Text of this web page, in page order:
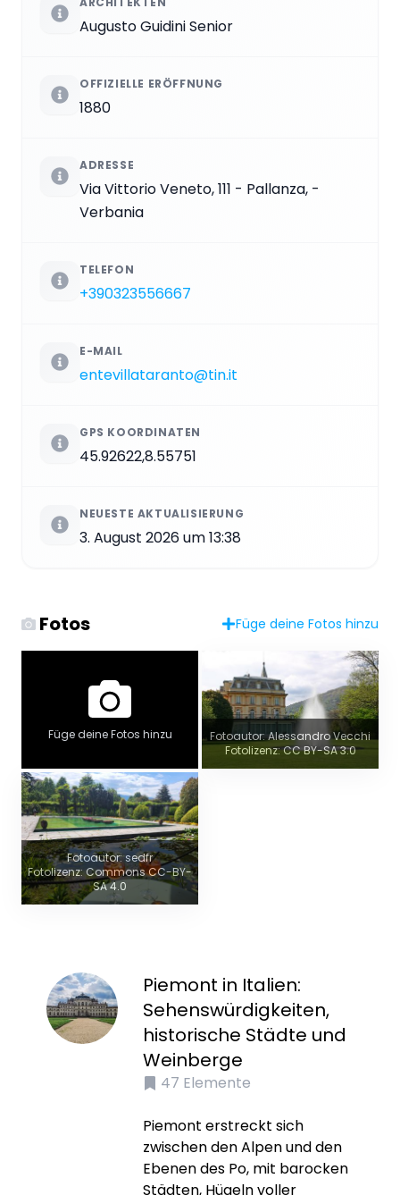
Augusto Guidini Senior
OFFIZIELLE ERÖFFNUNG
1880
ADRESSE
Via Vittorio Veneto, 111 - Pallanza, -
Verbania
TELEFON
+390323556667
E-MAIL
entevillataranto@tin.it
GPS KOORDINATEN
45.92622,8.55751
NEUESTE AKTUALISIERUNG
3. August 2026 um 13:38
Fotos Füge deine Fotos hinzu
Füge deine Fotos hinzu
Fotoautor: Alessandro Vecchi
Fotolizenz: CC BY-SA 3.0
Fotoautor: sedfr
Fotolizenz: Commons CC-BY-
SA 4.0
Piemont in Italien:
Sehenswürdigkeiten,
historische Städte und
Weinberge
47 Elemente
Piemont erstreckt sich
zwischen den Alpen und den
Ebenen des Po, mit barocken
Städten, Hügeln voller